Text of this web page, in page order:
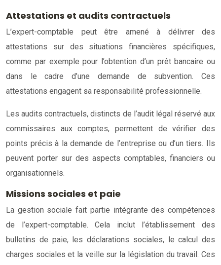
Attestations et audits contractuels
L’expert-comptable peut être amené à délivrer des
attestations sur des situations financières spécifiques,
comme par exemple pour l’obtention d’un prêt bancaire ou
dans le cadre d’une demande de subvention. Ces
attestations engagent sa responsabilité professionnelle.
Les audits contractuels, distincts de l’audit légal réservé aux
commissaires aux comptes, permettent de vérifier des
points précis à la demande de l’entreprise ou d’un tiers. Ils
peuvent porter sur des aspects comptables, financiers ou
organisationnels.
Missions sociales et paie
La gestion sociale fait partie intégrante des compétences
de l’expert-comptable. Cela inclut l’établissement des
bulletins de paie, les déclarations sociales, le calcul des
charges sociales et la veille sur la législation du travail. Ces